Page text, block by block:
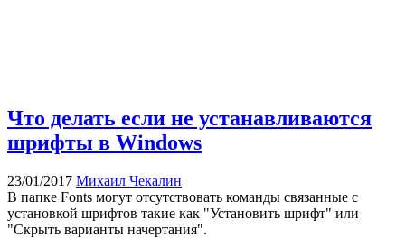
Что делать если не устанавливаются
шрифты в Windows
23/01/2017 Михаил Чекалин
В папке Fonts могут отсутствовать команды связанные с
установкой шрифтов такие как "Установить шрифт" или
"Скрыть варианты начертания".